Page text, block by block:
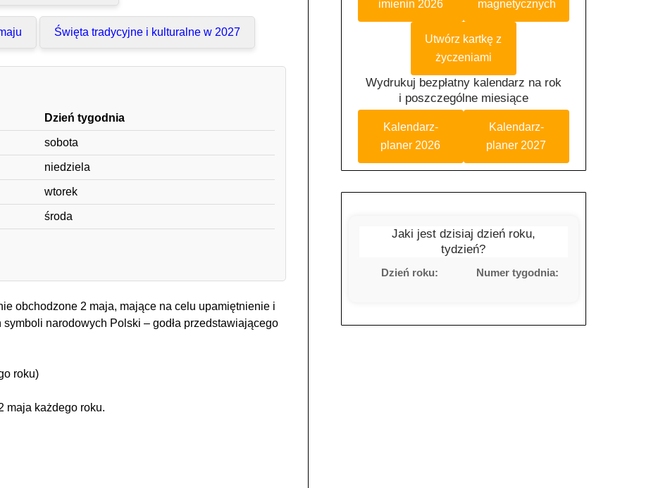
Święta tradycyjne i kulturalne w 2027
Dzień tygodnia
sobota
niedziela
wtorek
środa
obchodzone 2 maja, mające na celu upamiętnienie i
narodowych Polski – godła przedstawiającego
roku)
maja każdego roku.
imienin 2026
magnetycznych
Utwórz kartkę z
życzeniami
Wydrukuj bezpłatny kalendarz na rok
i poszczególne miesiące
Kalendarz-
planer 2026
Kalendarz-
planer 2027
Jaki jest dzisiaj dzień roku,
tydzień?
Dzień roku: Numer tygodnia: